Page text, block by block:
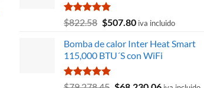
$473.93.
Valorado
con
de 5
$822.58 El
original
era:
$822.58.
$507.80El
actual
es:
iva incluido
Bomba de calor Inter Heat Smart
115,000 BTU´S con WiFi
Valorado